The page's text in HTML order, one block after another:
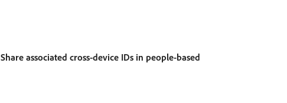
Share associated cross-device IDs in people-based